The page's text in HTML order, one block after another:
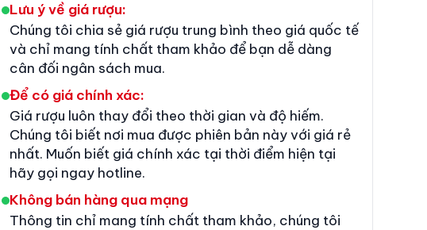
Lưu ý về giá rượu:
Chúng tôi chia sẻ giá rượu trung bình theo giá quốc tế
và chỉ mang tính chất tham khảo để bạn dễ dàng
cân đối ngân sách mua.
Để có giá chính xác:
Giá rượu luôn thay đổi theo thời gian và độ hiếm.
Chúng tôi biết nơi mua được phiên bản này với giá rẻ
nhất. Muốn biết giá chính xác tại thời điểm hiện tại
hãy gọi ngay hotline.
Không bán hàng qua mạng
Thông tin chỉ mang tính chất tham khảo, chúng tôi